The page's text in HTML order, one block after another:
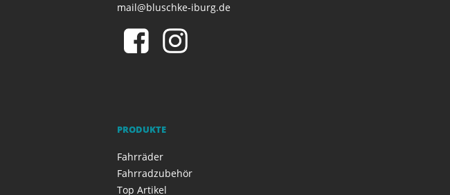
mail@bluschke-iburg.de
PRODUKTE
Fahrräder
Fahrradzubehör
Top Artikel